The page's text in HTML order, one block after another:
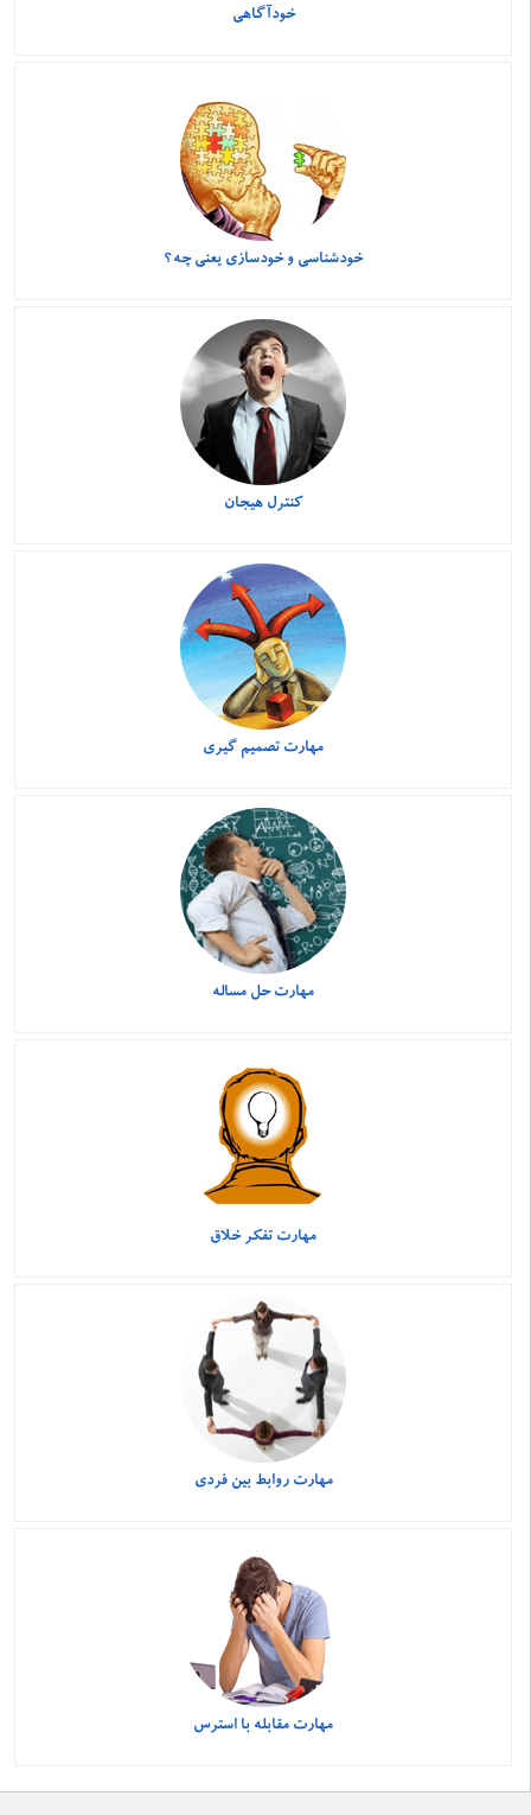
خودآگاهی
خودشناسی و خودسازی یعنی چه؟
کنترل هیجان
مهارت تصمیم گیری
مهارت حل مساله
مهارت تفکر خلاق
مهارت روابط بین فردی
مهارت مقابله با استرس